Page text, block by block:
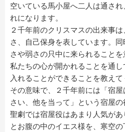
空いている馬小屋へ二人は通さ
れになります。
２千年前のクリスマスの出来事
さ、自己保身を表しています。
さや弱さの只中に来られることを
私たちの心が開かれることを通
入れることができることを教えて
その意味で、２千年前には「宿
さい、他を当って」という宿屋の
聖劇では宿屋役はあまり人気が
とお腹の中のイエス様を、寒空